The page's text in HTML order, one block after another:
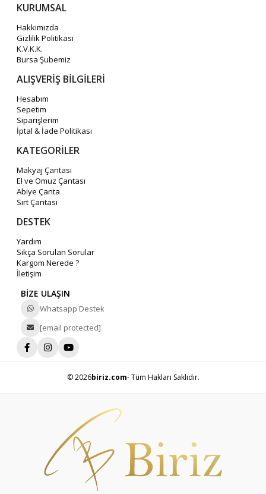
KURUMSAL
Hakkımızda
Gizlilik Politikası
K.V.K.K.
Bursa Şubemiz
ALIŞVERİŞ BİLGİLERİ
Hesabım
Sepetim
Siparişlerim
İptal & İade Politikası
KATEGORİLER
Makyaj Çantası
El ve Omuz Çantası
Abiye Çanta
Sırt Çantası
DESTEK
Yardım
Sıkça Sorulan Sorular
Kargom Nerede ?
İletişim
BİZE ULAŞIN
Whatsapp Destek
[email protected]
© 2026biriz.com- Tüm Hakları Saklıdır.